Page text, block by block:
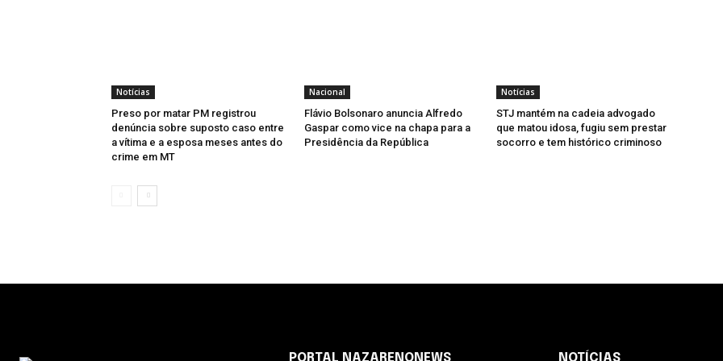
Notícias
Preso por matar PM registrou
denúncia sobre suposto caso entre
a vítima e a esposa meses antes do
crime em MT
Nacional
Flávio Bolsonaro anuncia Alfredo
Gaspar como vice na chapa para a
Presidência da República
Notícias
STJ mantém na cadeia advogado
que matou idosa, fugiu sem prestar
socorro e tem histórico criminoso
PORTAL NAZARENONEWS NOTÍCIAS